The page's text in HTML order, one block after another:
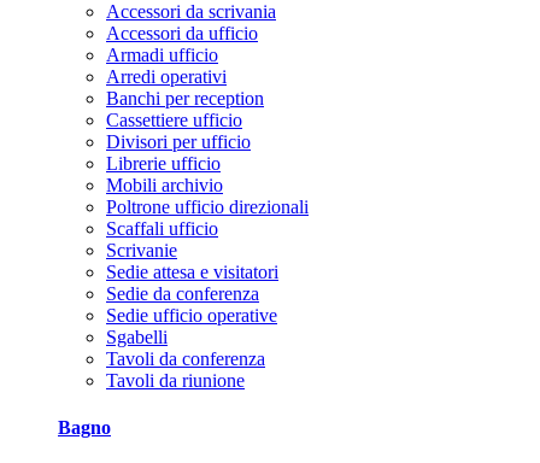
Accessori da scrivania
Accessori da ufficio
Armadi ufficio
Arredi operativi
Banchi per reception
Cassettiere ufficio
Divisori per ufficio
Librerie ufficio
Mobili archivio
Poltrone ufficio direzionali
Scaffali ufficio
Scrivanie
Sedie attesa e visitatori
Sedie da conferenza
Sedie ufficio operative
Sgabelli
Tavoli da conferenza
Tavoli da riunione
Bagno